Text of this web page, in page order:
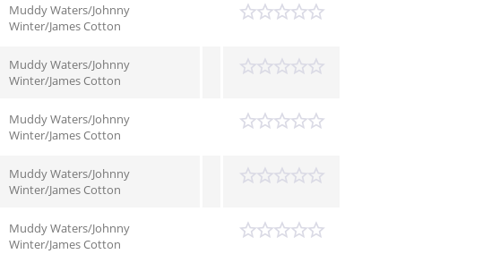
Muddy Waters/Johnny
Winter/James Cotton
Muddy Waters/Johnny
Winter/James Cotton
Muddy Waters/Johnny
Winter/James Cotton
Muddy Waters/Johnny
Winter/James Cotton
Muddy Waters/Johnny
Winter/James Cotton